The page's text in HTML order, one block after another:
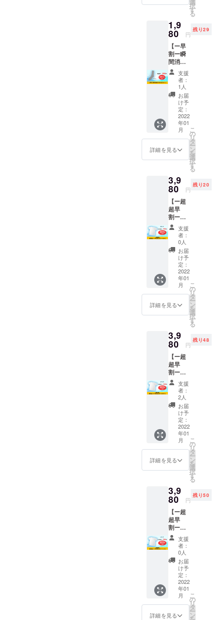
があり、瞬
時に臭いを
分解して無
臭にする布
をそこで初
めて知るこ
とになりま
した。
マラソン選
手は常に汗
をかき続け
ゴールした
らすぐにイ
に応じるこ
とになり、
臭いを気に
しても対策
ができない
ということ
で、この布
はぴったり
だと感じま
した。また
汗をかいて
たまま着続
けて入れは
になりやす
いですが、
この布は瞬
時に肌と同
じ弱酸性に
戻すので、
女性にも喜
ばれるので
い、Tシャツ
を作ること
にしまし
た。
しい生地を
活用して、
汗や臭いの
悩みをお持
ちの方へ手
助けになる
ような商品
を作ってい
思っていま
円の商
品をク
ラウド
ファン
ディン
グ特
別ー早
割ー価
格の
1,980円
でご案
内しま
す。 ※
送料込
みのお
値段で
す。 ※
は24cm
27cmで
す。
選
択
す
る
1,9
80 円
残り29
【ー早
割ー瞬
間消臭
靴下
PRONI
CAグ
レー】
瞬間消
臭靴下
PRONI
CA（グ
レー）
を1足お
届けし
ます。
の商品
をクラ
ウド
ファン
ディン
グ特
別ー早
割ー価
格の
1,980円
でご案
内しま
す。 ※
送料込
みのお
値段で
す。 ※
は24cm
27cmで
す。
支援
者：
1人
お届
け予
定：
2022
年01
月
詳細を見る
こ
の
リ
タ
ー
ン
を
選
択
す
る
3,9
80 円
残り20
【ー超
超早
割ー瞬
間消臭
シャツ
PRONI
CAホワ
イトSサ
イズ】
瞬間消
臭シャ
PRONI
CA（ホ
ワイ
ト）Sサ
着お届
けしま
す。 定
価
13,200
円のと
ころ、
クラウ
ドファ
ンディ
ング特
別価
格ー超
超早
割ーの
3,980円
でご案
みのお
値段で
支援
者：
0人
お届
け予
定：
2022
年01
月
詳細を見る
こ
の
リ
タ
ー
ン
を
選
択
す
る
3,9
80 円
残り48
【ー超
超早
割ー瞬
間消臭
シャツ
PRONI
CAホワ
イトM
サイ
ズ】 瞬
間消臭
シャツ
PRONI
CA（ホ
ワイ
を1着お
届けし
ます。
定価
13,200
円のと
ころ、
クラウ
ドファ
ンディ
ング特
別価
格ー超
超早
割ーの
3,980円
でご案
支援
者：
2人
お届
け予
定：
2022
年01
月
詳細を見る
こ
の
リ
タ
ー
ン
を
選
択
す
る
3,9
80 円
残り50
【ー超
超早
割ー瞬
間消臭
シャツ
PRONI
CAホワ
イトLサ
イズ】
瞬間消
臭シャ
PRONI
CA（ホ
支援
者：
0人
お届
け予
定：
2022
年01
月
詳細を見る
こ
の
リ
タ
ー
ン